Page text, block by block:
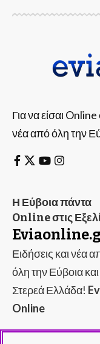
Για να είσαι Online
νέα από όλη την
Η Εύβοια πάντα
Online στις
Ειδήσεις και νέα
όλη την Εύβοια
Στερεά Ελλάδα!
Online